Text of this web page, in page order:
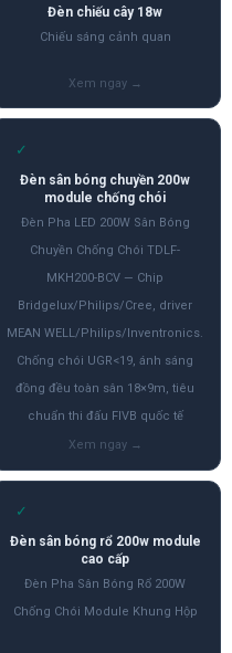
Đèn chiếu cây 18w
Chiếu sáng cảnh quan
✓
Đèn sân bóng chuyền 200w
module chống chói
Đèn Pha LED 200W Sân Bóng
Chuyền Chống Chói TDLF-
MKH200-BCV — Chip
Bridgelux/Philips/Cree, driver
MEAN WELL/Philips/Inventronics.
Chống chói UGR<19, ánh sáng
đồng đều toàn sân 18×9m, tiêu
chuẩn thi đấu FIVB quốc tế
✓
Đèn sân bóng rổ 200w module
cao cấp
Đèn Pha Sân Bóng Rổ 200W
Chống Chói Module Khung Hộp